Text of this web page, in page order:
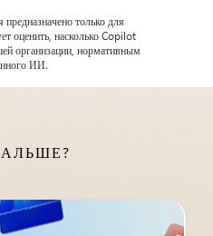
только для
оценить, насколько Copilot
организации, нормативным
ИИ.